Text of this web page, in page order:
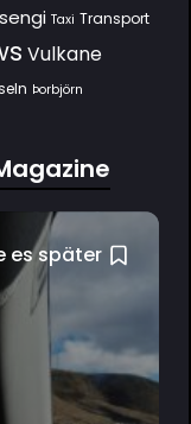
Taxi Transport
Vulkane
Þorbjörn
es später